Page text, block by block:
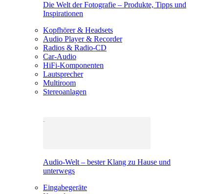
Die Welt der Fotografie – Produkte, Tipps und
Inspirationen
Kopfhörer & Headsets
Audio Player & Recorder
Radios & Radio-CD
Car-Audio
HiFi-Komponenten
Lautsprecher
Multiroom
Stereoanlagen
Audio-Welt – bester Klang zu Hause und
unterwegs
Eingabegeräte